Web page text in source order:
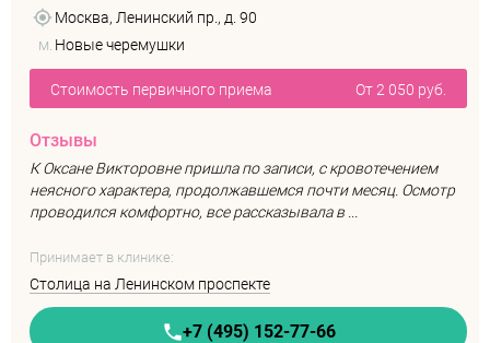
Москва, Ленинский пр., д. 90
м. Новые черемушки
Стоимость первичного приема От 2 050 руб.
Отзывы
К Оксане Викторовне пришла по записи, с кровотечением
неясного характера, продолжавшемся почти месяц. Осмотр
проводился комфортно, все рассказывала в ...
Принимает в клинике:
Столица на Ленинском проспекте
+7 (495) 152-77-66